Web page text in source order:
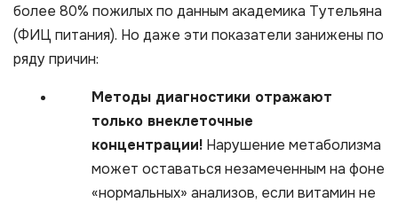
более 80% пожилых по данным академика Тутельяна
(ФИЦ питания). Но даже эти показатели занижены по
ряду причин:​
Методы диагностики отражают
только внеклеточные
концентрации! Нарушение метаболизма
может оставаться незамеченным на фоне
«нормальных» анализов, если витамин не